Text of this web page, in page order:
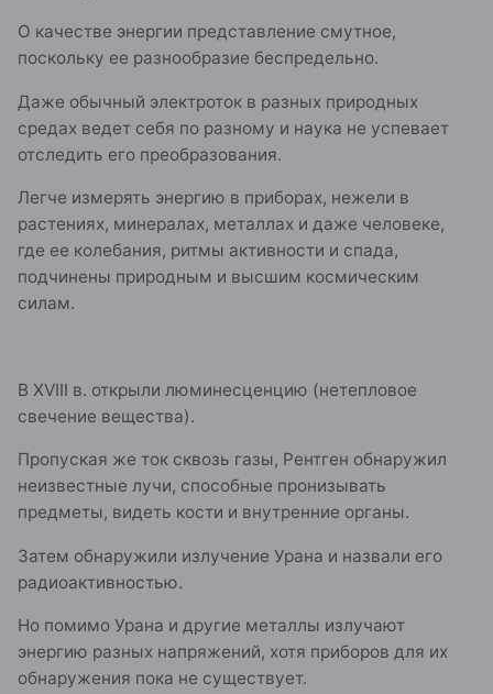
О качестве энергии представление смутное,
поскольку ее разнообразие беспредельно.
Даже обычный электроток в разных природных
средах ведет себя по разному и наука не успевает
отследить его преобразования.
Легче измерять энергию в приборах, нежели в
растениях, минералах, металлах и даже человеке,
где ее колебания, ритмы активности и спада,
подчинены природным и высшим космическим
силам.
В XVIII в. открыли люминесценцию (нетепловое
свечение вещества).
Пропуская же ток сквозь газы, Рентген обнаружил
неизвестные лучи, способные пронизывать
предметы, видеть кости и внутренние органы.
Затем обнаружили излучение Урана и назвали его
радиоактивностью.
Но помимо Урана и другие металлы излучают
энергию разных напряжений, хотя приборов для их
обнаружения пока не существует.